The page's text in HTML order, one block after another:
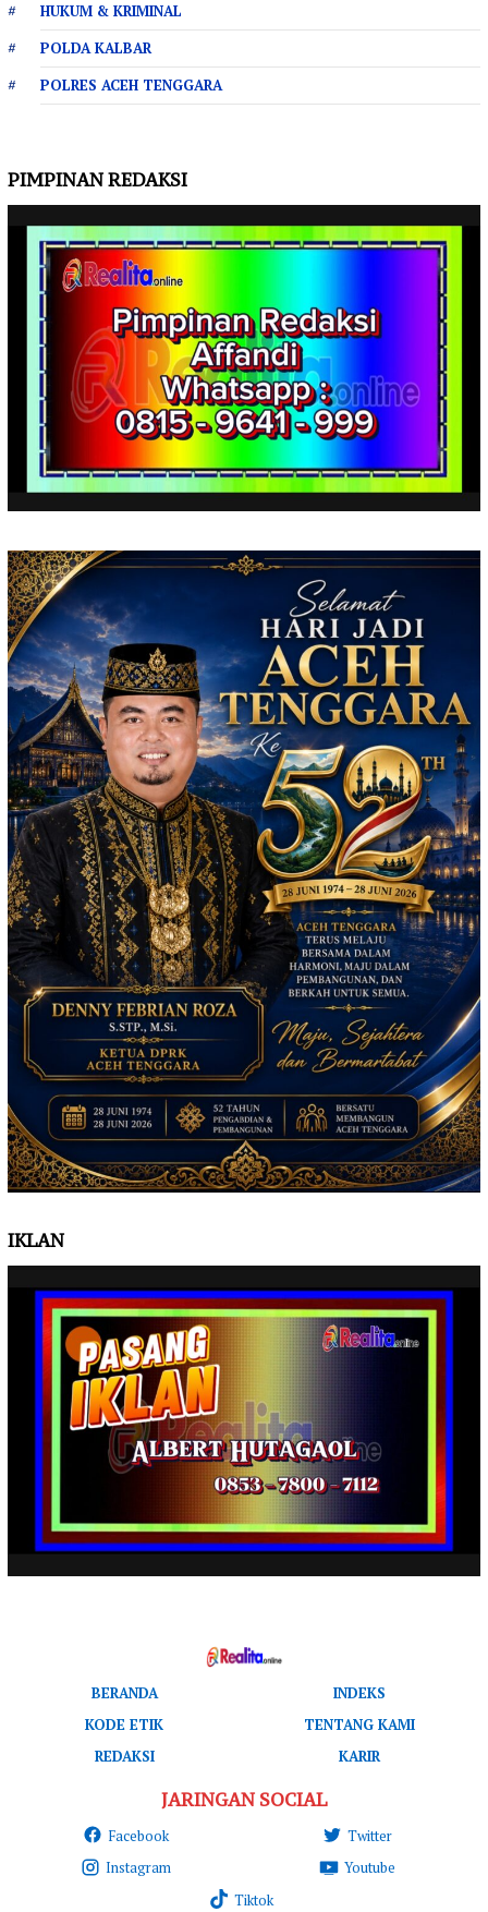
HUKUM & KRIMINAL
POLDA KALBAR
POLRES ACEH TENGGARA
PIMPINAN REDAKSI
IKLAN
BERANDA
INDEKS
KODE ETIK
TENTANG KAMI
REDAKSI
KARIR
JARINGAN SOCIAL
Facebook
Twitter
Instagram
Youtube
Tiktok